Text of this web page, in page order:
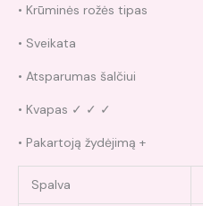
• Krūminės rožės tipas
• Sveikata
• Atsparumas šalčiui
• Kvapas ✓ ✓ ✓
• Pakartoją žydėjimą +
Spalva